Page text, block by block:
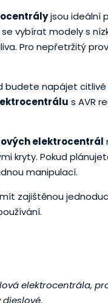
jsou ideální
vybírat modely s
Pro nepřetržitý
budete napájet
s AVR
elektrocentrál
kryty. Pokud
manipulací.
zajištěnou
elektrocentrála,